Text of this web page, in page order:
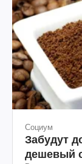
Социум
Забудут
дешевый